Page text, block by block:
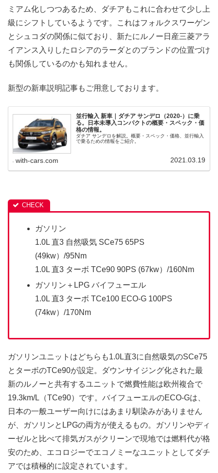
ミアム化しつつあるため、ダチアもこれに合わせて少し上
級にシフトしているようです。これはフォルクスワーゲン
とシュコダの関係に似ており、新たにルノー日産三菱アラ
イアンス入りしたロシアのラーダとのブランドの位置づけ
も関係しているのかも知れません。
新型の新車説明記事もご用意しております。
並行輸入 新車｜ダチア サンデロ（2020-）に乗
る。日本未導入コンパクトの概要・スペック・価
格の情報。
ダチア サンデロを解説。概要・スペック・価格、並行輸入
で乗るための情報をご紹介。
with-cars.com 2021.03.19
ガソリン
1.0L 直3 自然吸気 SCe75 65PS
(49kw）/95Nm
1.0L 直3 ターボ TCe90 90PS (67kw）/160Nm
ガソリン＋LPG バイフューエル
1.0L 直3 ターボ TCe100 ECO-G 100PS
(74kw）/170Nm
ガソリンユニットはどちらも1.0L直3に自然吸気のSCe75
とターボのTCe90が設定。ダウンサイジング化された最
新のルノーと共有するユニットで燃費性能は欧州複合で
19.3km/L（TCe90）です。バイフューエルのECO-Gは、
日本の一般ユーザー向けにはあまり馴染みがありません
が、ガソリンとLPGの両方が使えるもの。ガソリンやディ
ーゼルと比べて排気ガスがクリーンで現地では燃料代が格
安のため、エコロジーでエコノミーなユニットとしてダチ
アでは積極的に設定されています。